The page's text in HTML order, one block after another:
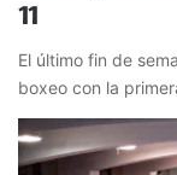
11
El último fin de
boxeo con la